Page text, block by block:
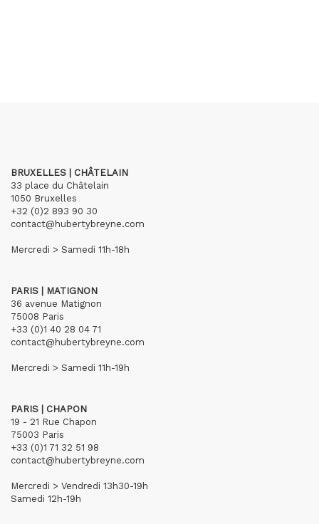
BRUXELLES | CHÂTELAIN
33 place du Châtelain
1050 Bruxelles
+32 (0)2 893 90 30
contact@hubertybreyne.com
Mercredi > Samedi 11h-18h
PARIS | MATIGNON
36 avenue Matignon
75008 Paris
+33 (0)1 40 28 04 71
contact@hubertybreyne.com
Mercredi > Samedi 11h-19h
PARIS | CHAPON
19 - 21 Rue Chapon
75003 Paris
+33 (0)1 71 32 51 98
contact@hubertybreyne.com
Mercredi > Vendredi 13h30-19h
Samedi 12h-19h